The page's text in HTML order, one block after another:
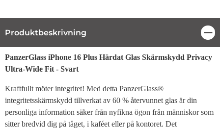
Produktbeskrivning
Produktbeskrivning
PanzerGlass iPhone 16 Plus Härdat Glas Skärmskydd Privacy
Ultra-Wide Fit - Svart
Kraftfullt möter integritet! Med detta PanzerGlass®
integritetsskärmskydd tillverkat av 60 % återvunnet glas är din
personliga information säker från nyfikna ögon från människor som
sitter bredvid dig på tåget, i kaféet eller på kontoret. Det